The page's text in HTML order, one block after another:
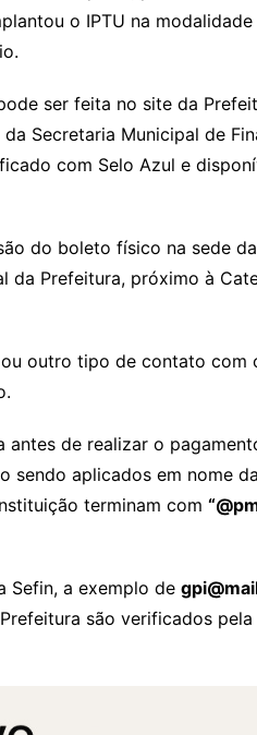
o IPTU na
ser feita no site da
Secretaria Municipal de
com Selo Azul e
do boleto físico na sede
da Prefeitura, próximo à
outro tipo de contato com
de realizar o
aplicados em nome
terminam com
Sefin, a exemplo de
são verificados